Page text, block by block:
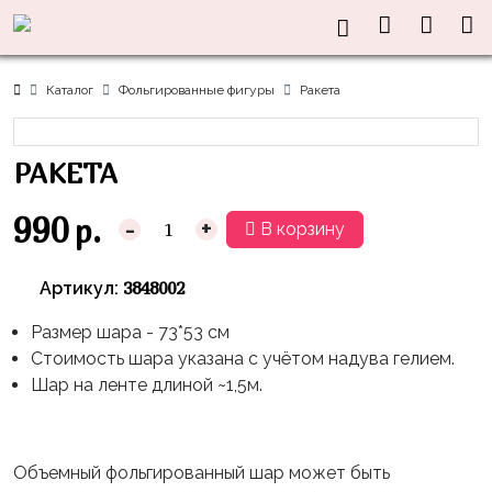
Каталог Фольгированные фигуры Ракета
РАКЕТА
990 р. - + В корзину
Артикул: 3848002
Размер шара - 73*53 см
Стоимость шара указана с учётом надува гелием.
Шар на ленте длиной ~1,5м.
Объемный фольгированный шар может быть
консультация?
Акции
Каталог
Латексные
шары
без
рисунка
Латексные
с
рисунком
Праздники
8
марта
23
февраля,
Родился
День
Рождения
День
Тематики
Оранжевая
Корова
Маша
и
Синий
Трактор
Миньоны
Баг
Информация
О нас
Доставка
и оплата
Скидки
Контакты
+7(910)888-